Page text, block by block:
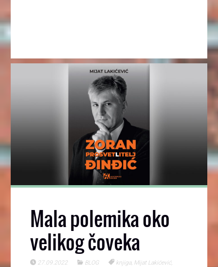
Mala polemika oko
velikog čoveka
27.09.2022 BLOG knjiga, Mijat Lakićević,